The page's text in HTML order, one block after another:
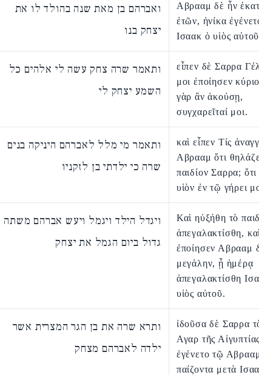
ואברהם בן מאת שנה בהולד לו את
יצחק בנו
Αβρααμ δὲ ἦν
ἐτῶν, ἡνίκα
Ισαακ ὁ υἱὸς
ותאמר שרה צחק עשה לי אלהים כל
השמע יצחק לי
εἶπεν δὲ Σαρρα
μοι ἐποίησεν
γὰρ ἂν ἀκούσῃ,
συγχαρεῖταί μοι.
ותאמר מי מלל לאברהם היניקה בנים
שרה כי ילדתי בן לזקניו
καὶ εἶπεν Τίς
Αβρααμ ὅτι
παιδίον Σαρρα; ὅτι
υἱὸν ἐν τῷ γήρει
ויגדל הילד ויגמל ויעש אברהם משתה
גדול ביום הגמל את יצחק
Καὶ ηὐξήθη τὸ
ἀπεγαλακτίσθη, καὶ
ἐποίησεν Αβρααμ
μεγάλην, ᾗ ἡμέρᾳ
ἀπεγαλακτίσθη
υἱὸς αὐτοῦ.
ותרא שרה את בן הגר המצרית אשר
ילדה לאברהם מצחק
ἰδοῦσα δὲ Σαρρα
Αγαρ τῆς
ἐγένετο τῷ
παίζοντα μετὰ